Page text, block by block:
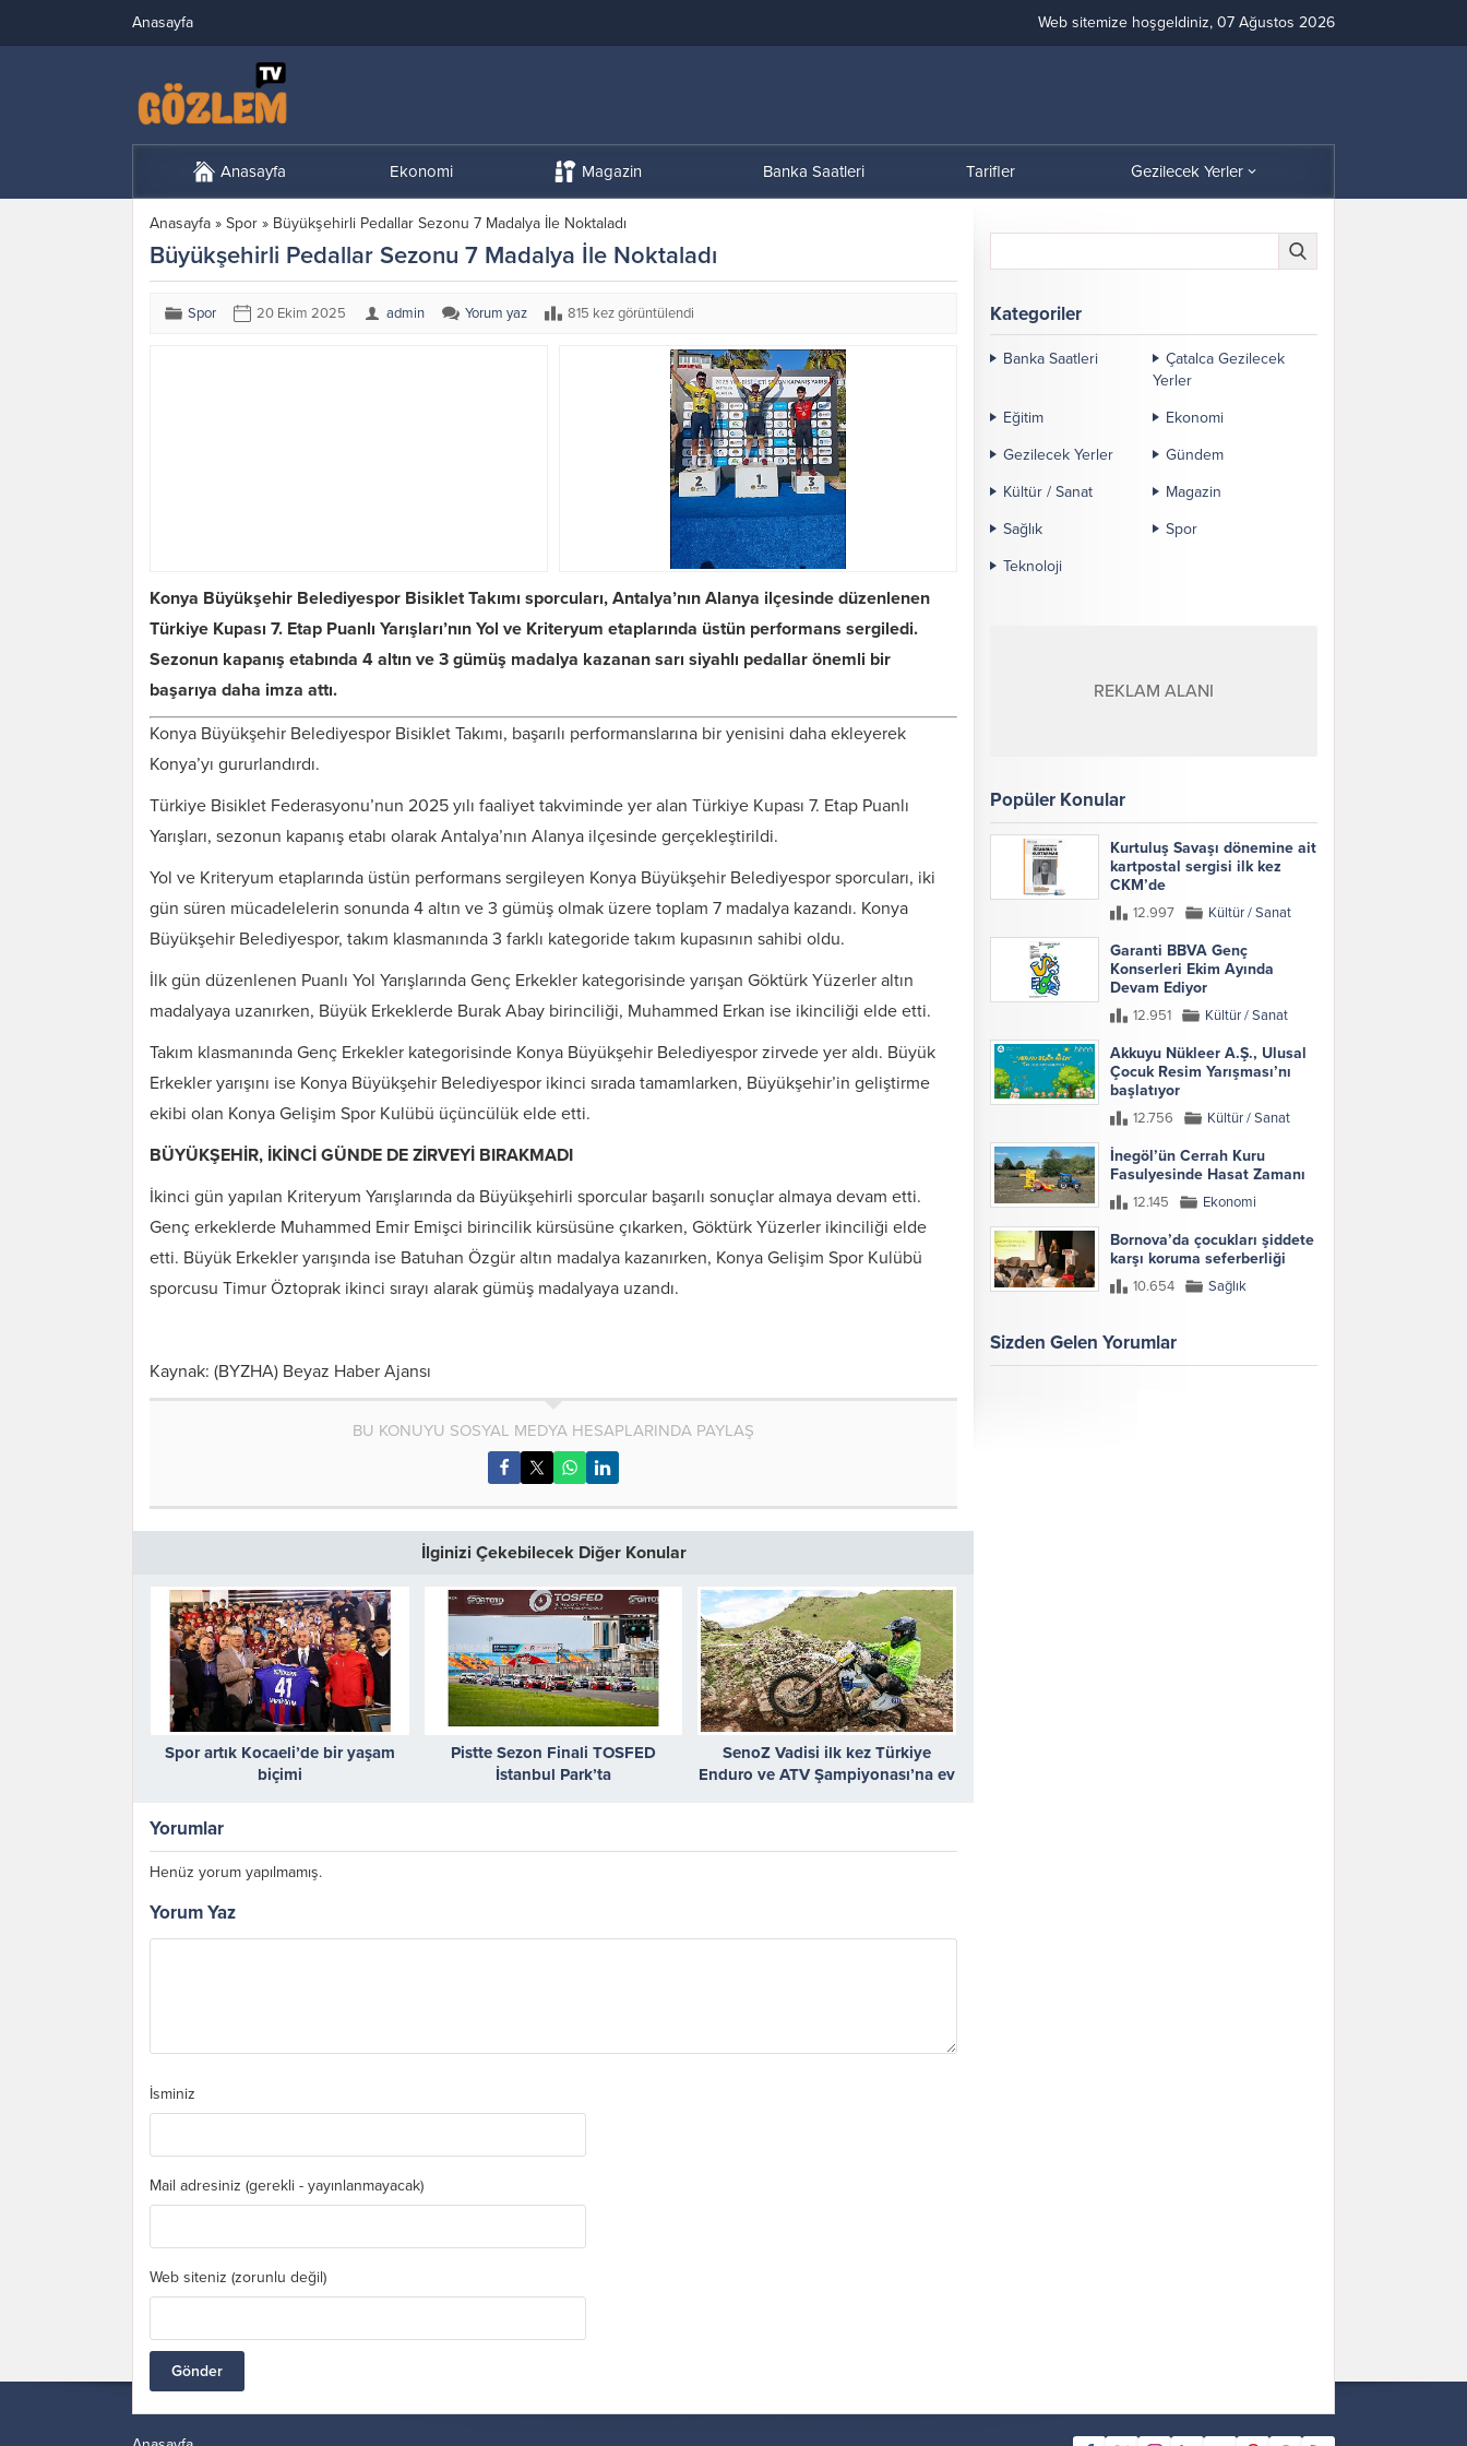
Anasayfa Web sitemize hoşgeldiniz, 07 Ağustos 2026
Anasayfa Ekonomi Magazin Banka Saatleri Tarifler Gezilecek Yerler
Anasayfa » Spor » Büyükşehirli Pedallar Sezonu 7 Madalya İle Noktaladı
Büyükşehirli Pedallar Sezonu 7 Madalya İle Noktaladı
Spor 20 Ekim 2025 admin Yorum yaz 815 kez görüntülendi
Konya Büyükşehir Belediyespor Bisiklet Takımı sporcuları, Antalya’nın Alanya ilçesinde düzenlenen
Türkiye Kupası 7. Etap Puanlı Yarışları’nın Yol ve Kriteryum etaplarında üstün performans sergiledi.
Sezonun kapanış etabında 4 altın ve 3 gümüş madalya kazanan sarı siyahlı pedallar önemli bir
başarıya daha imza attı.
Konya Büyükşehir Belediyespor Bisiklet Takımı, başarılı performanslarına bir yenisini daha ekleyerek
Konya’yı gururlandırdı.
Türkiye Bisiklet Federasyonu’nun 2025 yılı faaliyet takviminde yer alan Türkiye Kupası 7. Etap Puanlı
Yarışları, sezonun kapanış etabı olarak Antalya’nın Alanya ilçesinde gerçekleştirildi.
Yol ve Kriteryum etaplarında üstün performans sergileyen Konya Büyükşehir Belediyespor sporcuları, iki
gün süren mücadelelerin sonunda 4 altın ve 3 gümüş olmak üzere toplam 7 madalya kazandı. Konya
Büyükşehir Belediyespor, takım klasmanında 3 farklı kategoride takım kupasının sahibi oldu.
İlk gün düzenlenen Puanlı Yol Yarışlarında Genç Erkekler kategorisinde yarışan Göktürk Yüzerler altın
madalyaya uzanırken, Büyük Erkeklerde Burak Abay birinciliği, Muhammed Erkan ise ikinciliği elde etti.
Takım klasmanında Genç Erkekler kategorisinde Konya Büyükşehir Belediyespor zirvede yer aldı. Büyük
Erkekler yarışını ise Konya Büyükşehir Belediyespor ikinci sırada tamamlarken, Büyükşehir’in geliştirme
ekibi olan Konya Gelişim Spor Kulübü üçüncülük elde etti.
BÜYÜKŞEHİR, İKİNCİ GÜNDE DE ZİRVEYİ BIRAKMADI
İkinci gün yapılan Kriteryum Yarışlarında da Büyükşehirli sporcular başarılı sonuçlar almaya devam etti.
Genç erkeklerde Muhammed Emir Emişci birincilik kürsüsüne çıkarken, Göktürk Yüzerler ikinciliği elde
etti. Büyük Erkekler yarışında ise Batuhan Özgür altın madalya kazanırken, Konya Gelişim Spor Kulübü
sporcusu Timur Öztoprak ikinci sırayı alarak gümüş madalyaya uzandı.
Kaynak: (BYZHA) Beyaz Haber Ajansı
BU KONUYU SOSYAL MEDYA HESAPLARINDA PAYLAŞ
İlginizi Çekebilecek Diğer Konular
Spor artık Kocaeli’de bir yaşam
biçimi
Pistte Sezon Finali TOSFED
İstanbul Park’ta
SenoZ Vadisi ilk kez Türkiye
Enduro ve ATV Şampiyonası’na ev
Yorumlar
Henüz yorum yapılmamış.
Yorum Yaz
İsminiz
Mail adresiniz (gerekli - yayınlanmayacak)
Web siteniz (zorunlu değil)
Kategoriler
Banka Saatleri
Çatalca Gezilecek
Yerler
Eğitim
Ekonomi
Gezilecek Yerler
Gündem
Kültür / Sanat
Magazin
Sağlık
Spor
Teknoloji
REKLAM ALANI
Popüler Konular
Kurtuluş Savaşı dönemine ait
kartpostal sergisi ilk kez
CKM’de
12.997 Kültür / Sanat
Garanti BBVA Genç
Konserleri Ekim Ayında
Devam Ediyor
12.951 Kültür / Sanat
Akkuyu Nükleer A.Ş., Ulusal
Çocuk Resim Yarışması’nı
başlatıyor
12.756 Kültür / Sanat
İnegöl’ün Cerrah Kuru
Fasulyesinde Hasat Zamanı
12.145 Ekonomi
Bornova’da çocukları şiddete
karşı koruma seferberliği
10.654 Sağlık
Sizden Gelen Yorumlar